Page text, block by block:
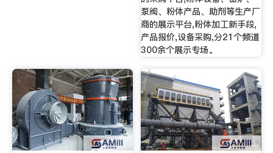
泵阀、粉体产品、助剂等生产厂
商的展示平台,粉体加工新手段,
产品报价,设备采购,分21个频道
300余个展示专场。